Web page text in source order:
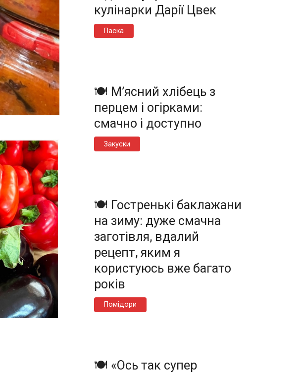
кулінарки Дарії Цвек
Паска
🍽️ М’ясний хлібець з
перцем і огірками:
смачно і доступно
Закуски
🍽️ Гостренькі баклажани
на зиму: дуже смачна
заготівля, вдалий
рецепт, яким я
користуюсь вже багато
років
Помідори
🍽️ «Ось так супер